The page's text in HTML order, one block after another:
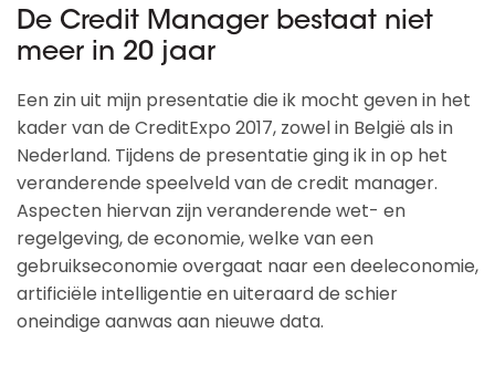
De Credit Manager bestaat niet
meer in 20 jaar
Een zin uit mijn presentatie die ik mocht geven in het
kader van de CreditExpo 2017, zowel in België als in
Nederland. Tijdens de presentatie ging ik in op het
veranderende speelveld van de credit manager.
Aspecten hiervan zijn veranderende wet- en
regelgeving, de economie, welke van een
gebruikseconomie overgaat naar een deeleconomie,
artificiële intelligentie en uiteraard de schier
oneindige aanwas aan nieuwe data.